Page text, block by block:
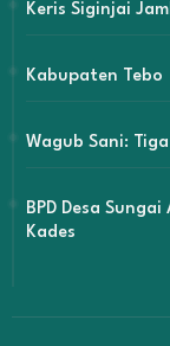
Keris Siginjai
Kabupaten Tebo
Wagub Sani:
BPD Desa
Kades